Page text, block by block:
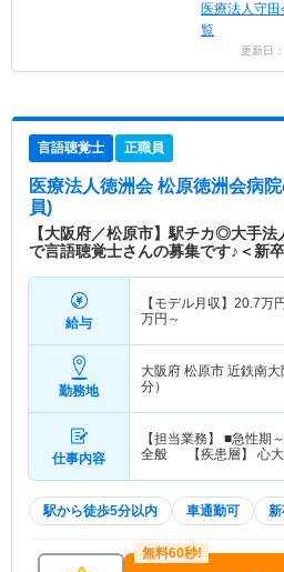
医療法人守
覧
更新日
言語聴覚士 正職員
医療法人徳洲会 松原徳洲会病院
員)
【大阪府／松原市】駅チカ◎大手
で言語聴覚士さんの募集です♪＜新
給与
【モデル月収】 20.7万
万円～
勤務地
大阪府 松原市 近鉄南大
分）
仕事内容
【担当業務】 ■急性期
全般 【疾患層】 心
駅から徒歩5分以内 車通勤可